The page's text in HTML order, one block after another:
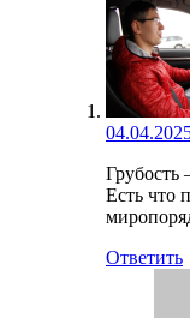
Грубость
Есть что
Ответить